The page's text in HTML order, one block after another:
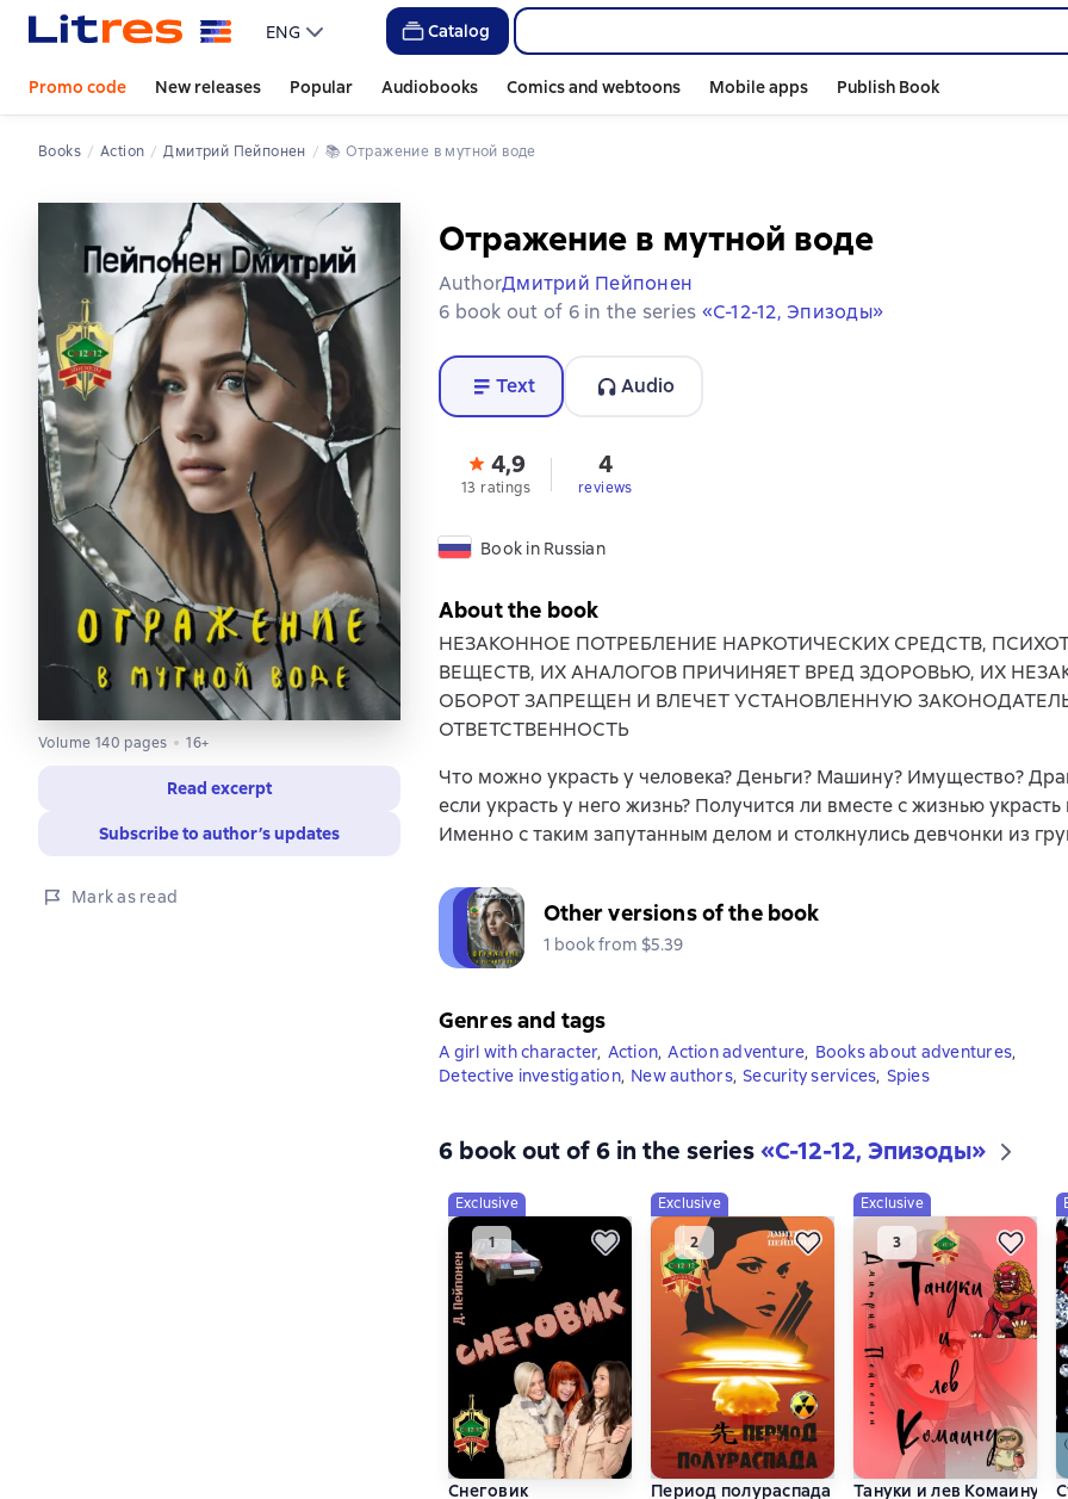
ENG Catalog
Promo code New releases Popular Audiobooks Comics and webtoons Mobile apps Publish Book
Books Action Дмитрий Пейпонен 📚 Отражение в мутной воде
Volume 140 pages 16+
Read excerpt
Subscribe to author’s updates
Mark as read
Отражение в мутной воде
AuthorДмитрий Пейпонен
6 book out of 6 in the series «С-12-12, Эпизоды»
Text Audio
4,9
13 ratings
4
reviews
Book in Russian
About the book
НЕЗАКОННОЕ ПОТРЕБЛЕНИЕ НАРКОТИЧЕСКИХ СРЕДСТВ,
ВЕЩЕСТВ, ИХ АНАЛОГОВ ПРИЧИНЯЕТ ВРЕД ЗДОРОВЬЮ, ИХ
ОБОРОТ ЗАПРЕЩЕН И ВЛЕЧЕТ УСТАНОВЛЕННУЮ
ОТВЕТСТВЕННОСТЬ
Что можно украсть у человека? Деньги? Машину? Имущество?
если украсть у него жизнь? Получится ли вместе с жизнью украсть
Именно с таким запутанным делом и столкнулись девчонки из
Other versions of the book
1 book from $5.39
Genres and tags
A girl with character, Action, Action adventure, Books about adventures,
Detective investigation, New authors, Security services, Spies
6 book out of 6 in the series«С-12-12, Эпизоды»
Exclusive
Снеговик
Exclusive
Период полураспада
Exclusive
Тануки и лев Комаину